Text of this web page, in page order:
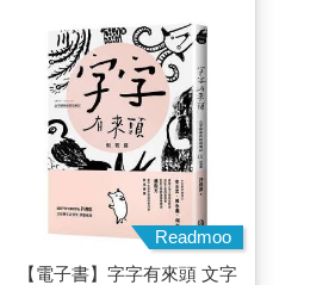
Readmoo
【電子書】字字有來頭 文字